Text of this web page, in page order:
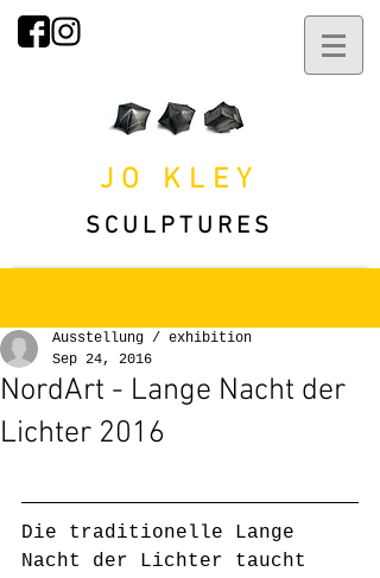
JO KLEY
SCULPTURES
NordArt - Lange Nacht der
Lichter 2016
Ausstellung / exhibition
Sep 24, 2016
Die traditionelle Lange
Nacht der Lichter taucht